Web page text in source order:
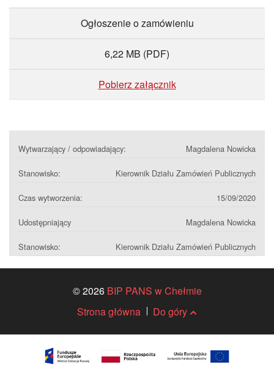
Ogłoszenie o zamówieniu
6,22 MB (PDF)
Pobierz załącznik
Wytwarzający / odpowiadający: Magdalena Nowicka
Stanowisko: Kierownik Działu Zamówień Publicznych
Czas wytworzenia: 15/09/2020
Udostępniający Magdalena Nowicka
Stanowisko: Kierownik Działu Zamówień Publicznych
© 2026 BIP PANS w Chełmie
Strona główna
Do góry